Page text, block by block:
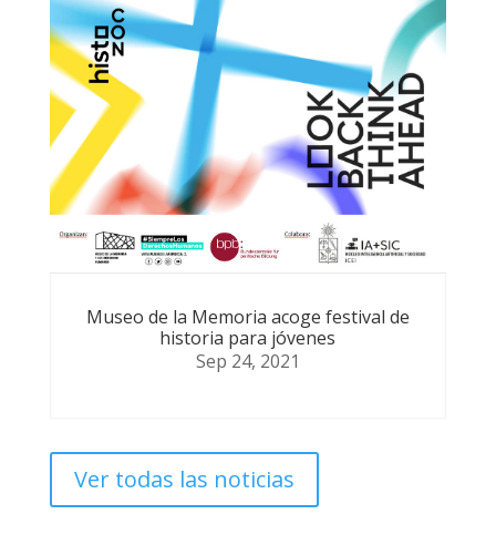
Museo de la Memoria acoge festival de
historia para jóvenes
Sep 24, 2021
Ver todas las noticias